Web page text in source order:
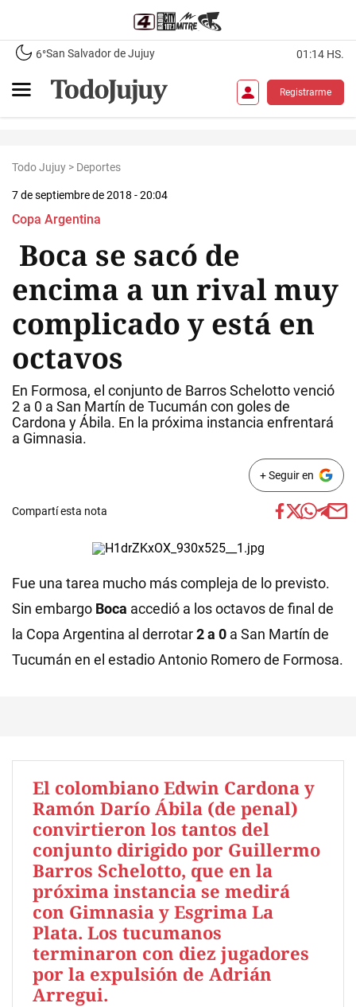
6°San Salvador de Jujuy 01:14 HS.
Registrarme
Todo Jujuy > Deportes
7 de septiembre de 2018 - 20:04
Copa Argentina
Boca se sacó de
encima a un rival muy
complicado y está en
octavos
En Formosa, el conjunto de Barros Schelotto venció
2 a 0 a San Martín de Tucumán con goles de
Cardona y Ábila. En la próxima instancia enfrentará
a Gimnasia.
+ Seguir en
Compartí esta nota
Fue una tarea mucho más compleja de lo previsto.
Sin embargo Boca accedió a los octavos de final de
la Copa Argentina al derrotar2 a 0 a San Martín de
Tucumán en el estadio Antonio Romero de Formosa.
El colombiano Edwin Cardona y
Ramón Darío Ábila (de penal)
convirtieron los tantos del
conjunto dirigido por Guillermo
Barros Schelotto, que en la
próxima instancia se medirá
con Gimnasia y Esgrima La
Plata. Los tucumanos
terminaron con diez jugadores
por la expulsión de Adrián
Arregui.